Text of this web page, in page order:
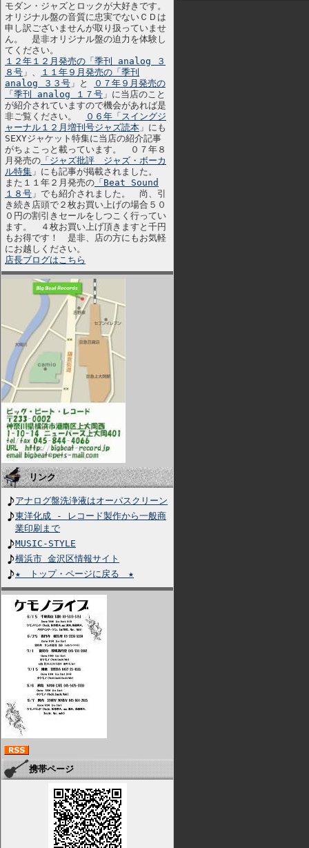
モダン・ジャズとロックが大好きです。
オリジナル盤の音質に忠実でないＣＤは
申し訳ございませんが取り扱っていませ
ん。 是非オリジナル盤の迫力を体験し
てください。
１２年１２月発売の「季刊 analog ３
８号 」、
１１年９月発売の「季刊
analog ３３号 」と
０７年９月発売の
「季刊 analog １７号 」に当店のこと
が紹介されていますので機会があれば是
非ご覧ください。
０６年「スイングジ
ャーナル１２月増刊号ジャズ読本 」にも
SEXYジャケット特集に当店の紹介記事
がちょこっと載っています。 ０７年８
月発売の 「ジャズ批評 ジャズ・ボーカ
ル特集 」にも記事が掲載されました。
また１１年２月発売の 「Beat Sound
１８号 」でも紹介されました。 尚、引
き続き店頭で２枚お買い上げの場合５０
０円の割引きセールをしつこく行ってい
ます。 ４枚お買い上げ頂きますと千円
もお得です！ 是非、店の方にもお気軽
にお越しください。
店長ブログはこちら
リンク
アナログ盤洗浄液はオーパスクリーン
東洋化成 - レコード製作から一般商
業印刷まで
MUSIC-STYLE
横浜市 金沢区情報サイト
★ トップ・ページに戻る ★
携帯ページ